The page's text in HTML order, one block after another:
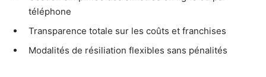
téléphone
Transparence totale sur les coûts et franchises
Modalités de résiliation flexibles sans pénalités